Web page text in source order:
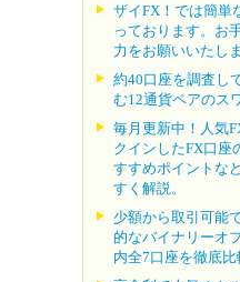
ザイFX！では簡単
っております。お
力をお願いいたし
約40口座を調査し
む12通貨ペアのス
毎月更新中！人気
クインしたFX口座
すすめポイントな
すく解説。
少額から取引可能
的なバイナリーオ
内全7口座を徹底比